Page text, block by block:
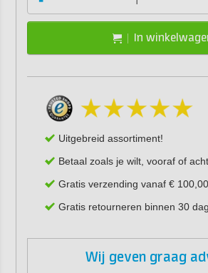
In
Uitgebreid assortiment!
Betaal zoals je wilt, vooraf of
Gratis verzending vanaf € 100,00
Gratis retourneren binnen 30
Wij geven graag